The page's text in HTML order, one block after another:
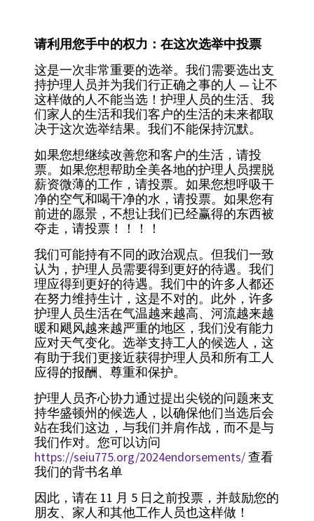
请利用您手中的权力：在这次选举中投票
这是一次非常重要的选举。我们需要选出支
持护理人员并为我们行正确之事的人 — 让不
这样做的人不能当选！护理人员的生活、我
们家人的生活和我们客户的生活的未来都取
决于这次选举结果。我们不能保持沉默。
如果您想继续改善您和客户的生活，请投
票。如果您想帮助全美各地的护理人员摆脱
薪资微薄的工作，请投票。如果您想呼吸干
净的空气和喝干净的水，请投票。如果您有
前进的愿景，不想让我们已经赢得的东西被
夺走，请投票！！！！
我们可能持有不同的政治观点。但我们一致
认为，护理人员需要得到更好的待遇。我们
理应得到更好的待遇。我们中的许多人都还
在努力维持生计，这是不对的。此外，许多
护理人员生活在气温越来越高、河流越来越
暖和飓风越来越严重的地区，我们没有能力
应对天气变化。选举支持工人的候选人，这
有助于我们更接近获得护理人员和所有工人
应得的报酬、尊重和保护。
护理人员齐心协力通过提出尖锐的问题来支
持华盛顿州的候选人，以确保他们当选后会
站在我们这边，与我们并肩作战，而不是与
我们作对。您可以访问
https://seiu775.org/2024endorsements/查看
我们的背书名单
因此，请在 11 月 5 日之前投票，并鼓励您的
朋友、家人和其他工作人员也这样做！